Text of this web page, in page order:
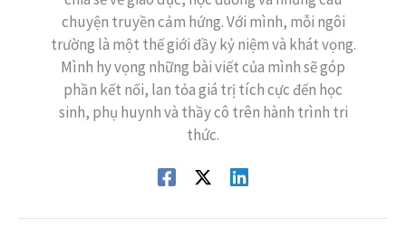
chuyện truyền cảm hứng. Với mình, mỗi ngôi
trường là một thế giới đầy kỷ niệm và khát vọng.
Mình hy vọng những bài viết của mình sẽ góp
phần kết nối, lan tỏa giá trị tích cực đến học
sinh, phụ huynh và thầy cô trên hành trình tri
thức.